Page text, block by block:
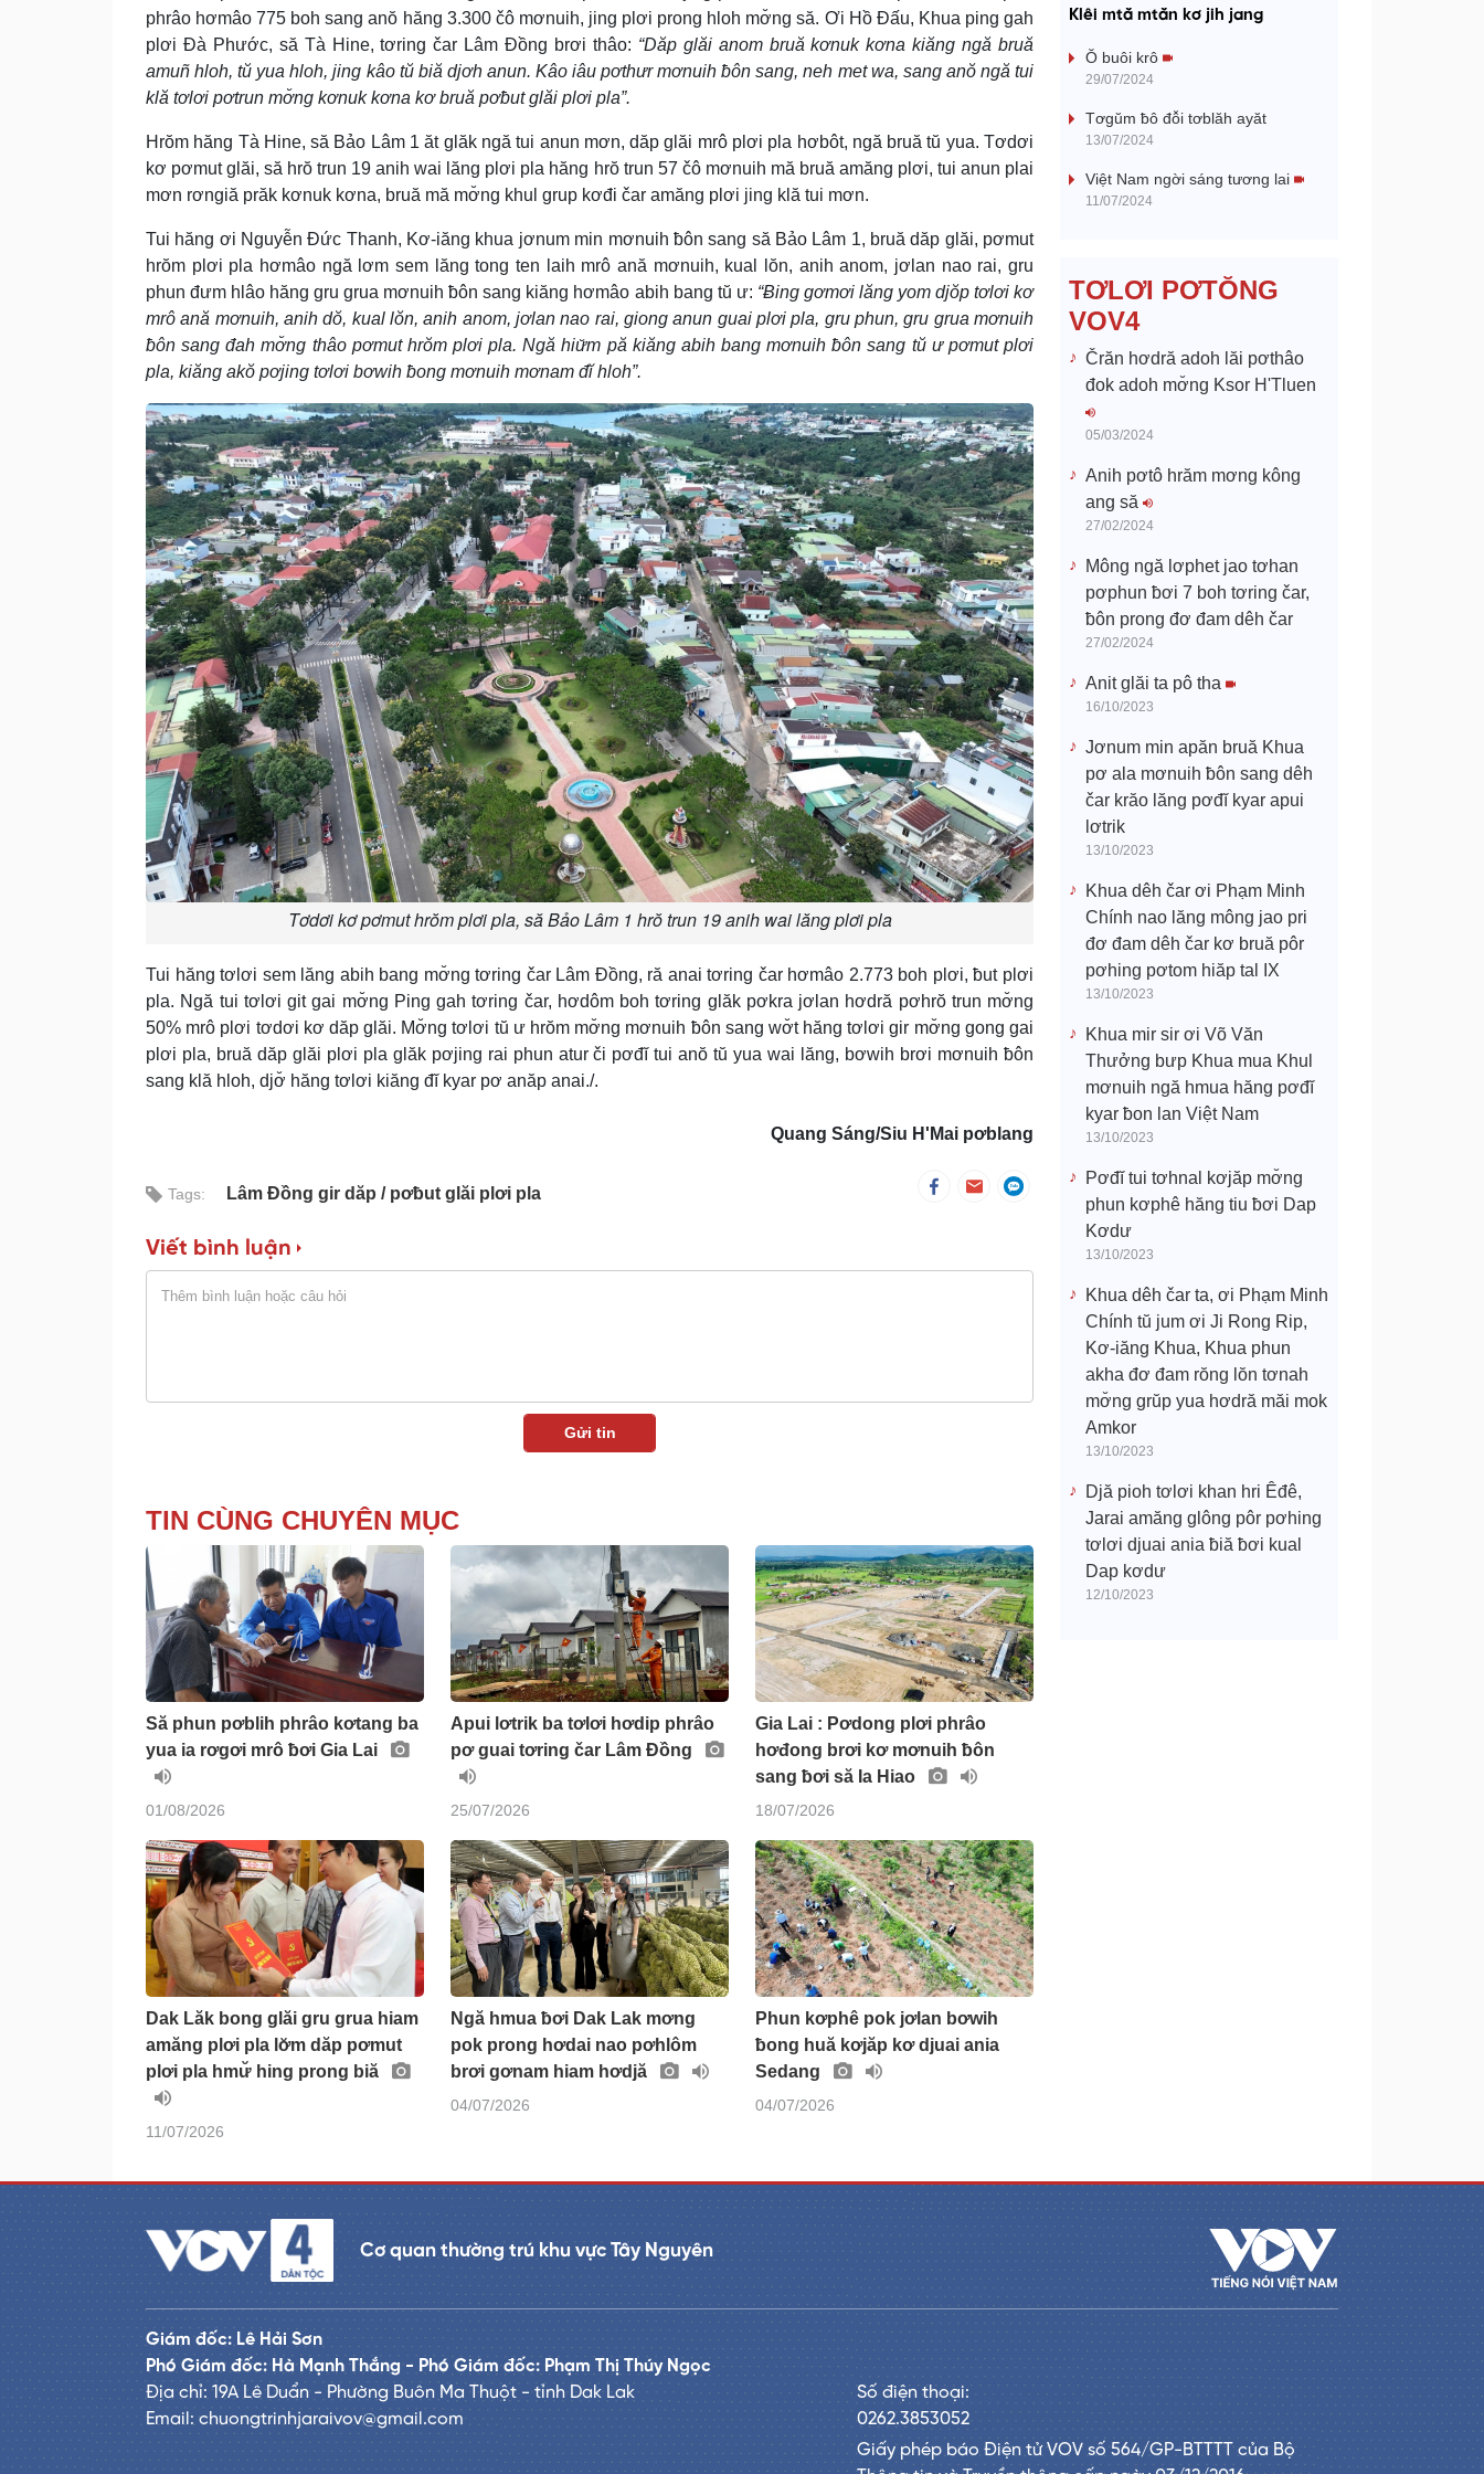
phrâo hơmâo 775 boh sang anŏ hăng 3.300 čô mơnuih, jing plơi prong hloh mơ̆ng să. Ơi Hồ Đấu, Khua ping gah
plơi Đà Phước, să Tà Hine, tơring čar Lâm Đồng brơi thâo: “Dăp glăi anom bruă kơnuk kơna kiăng ngă bruă
amuñ hloh, tŭ yua hloh, jing kâo tŭ biă djơh anun. Kâo iâu pơthưr mơnuih ƀôn sang, neh met wa, sang anŏ ngă tui
klă tơlơi pơtrun mơ̆ng kơnuk kơna kơ bruă pơƀut glăi plơi pla”.
Hrŏm hăng Tà Hine, să Bảo Lâm 1 ăt glăk ngă tui anun mơn, dăp glăi mrô plơi pla hơbôt, ngă bruă tŭ yua. Tơdơi
kơ pơmut glăi, să hrŏ trun 19 anih wai lăng plơi pla hăng hrŏ trun 57 čô mơnuih mă bruă amăng plơi, tui anun plai
mơn rơngiă prăk kơnuk kơna, bruă mă mơ̆ng khul grup kơđi čar amăng plơi jing klă tui mơn.
Tui hăng ơi Nguyễn Đức Thanh, Kơ-iăng khua jơnum min mơnuih ƀôn sang să Bảo Lâm 1, bruă dăp glăi, pơmut
hrŏm plơi pla hơmâo ngă lơm sem lăng tong ten laih mrô ană mơnuih, kual lŏn, anih anom, jơlan nao rai, gru
phun đưm hlâo hăng gru grua mơnuih ƀôn sang kiăng hơmâo abih bang tŭ ư: “Ƀing gơmơi lăng yom djŏp tơlơi kơ
mrô ană mơnuih, anih dŏ, kual lŏn, anih anom, jơlan nao rai, giong anun guai plơi pla, gru phun, gru grua mơnuih
ƀôn sang đah mơ̆ng thâo pơmut hrŏm plơi pla. Ngă hiư̆m pă kiăng abih bang mơnuih ƀôn sang tŭ ư pơmut plơi
pla, kiăng akŏ pơjing tơlơi bơwih ƀong mơnuih mơnam đĭ hloh”.
Tơdơi kơ pơmut hrŏm plơi pla, să Bảo Lâm 1 hrŏ trun 19 anih wai lăng plơi pla
Tui hăng tơlơi sem lăng abih bang mơ̆ng tơring čar Lâm Đồng, ră anai tơring čar hơmâo 2.773 boh plơi, ƀut plơi
pla. Ngă tui tơlơi git gai mơ̆ng Ping gah tơring čar, hơdôm boh tơring glăk pơkra jơlan hơdră pơhrŏ trun mơ̆ng
50% mrô plơi tơdơi kơ dăp glăi. Mơ̆ng tơlơi tŭ ư hrŏm mơ̆ng mơnuih ƀôn sang wơ̆t hăng tơlơi gir mơ̆ng gong gai
plơi pla, bruă dăp glăi plơi pla glăk pơjing rai phun atur či pơđĭ tui anŏ tŭ yua wai lăng, bơwih brơi mơnuih ƀôn
sang klă hloh, djơ̆ hăng tơlơi kiăng đĭ kyar pơ anăp anai./.
Quang Sáng/Siu H'Mai pơblang
Tags: Lâm Đồng gir dăp pơƀut glăi plơi pla
Viết bình luận
TIN CÙNG CHUYÊN MỤC
Să phun pơblih phrâo kơtang ba
yua ia rơgơi mrô ƀơi Gia Lai
01/08/2026
Apui lơtrik ba tơlơi hơdip phrâo
pơ guai tơring čar Lâm Đồng
25/07/2026
Gia Lai : Pơdong plơi phrâo
hơđong brơi kơ mơnuih ƀôn
sang ƀơi să Ia Hiao
18/07/2026
Dak Lăk bong glăi gru grua hiam
amăng plơi pla lơ̆m dăp pơmut
plơi pla hmư̆ hing prong biă
11/07/2026
Ngă hmua ƀơi Dak Lak mơng
pok prong hơdai nao pơhlôm
brơi gơnam hiam hơdjă
04/07/2026
Phun kơphê pok jơlan bơwih
ƀong huă kơjăp kơ djuai ania
Sedang
04/07/2026
a
V
o
Klêi mtă mtăn kơ jih jang
Ŏ buôi krô
29/07/2024
Tơgŭm ƀô đô̆i tơblăh ayăt
13/07/2024
Việt Nam ngời sáng tương lai
11/07/2024
TƠLƠI PƠTŎNG
VOV4
Črăn hơdră adoh lăi pơthâo
đok adoh mơ̆ng Ksor H'Tluen
05/03/2024
Anih pơtô hrăm mơng kông
ang să
27/02/2024
Mông ngă lơphet jao tơhan
pơphun ƀơi 7 boh tơring čar,
ƀôn prong đơ đam dêh čar
27/02/2024
Anit glăi ta pô tha
16/10/2023
Jơnum min apăn bruă Khua
pơ ala mơnuih ƀôn sang dêh
čar krăo lăng pơđĭ kyar apui
lơtrik
13/10/2023
Khua dêh čar ơi Phạm Minh
Chính nao lăng mông jao pri
đơ đam dêh čar kơ bruă pôr
pơhing pơtom hiăp tal IX
13/10/2023
Khua mir sir ơi Võ Văn
Thưởng bưp Khua mua Khul
mơnuih ngă hmua hăng pơđĭ
kyar ƀon lan Việt Nam
13/10/2023
Pơđĭ tui tơhnal kơjăp mơ̆ng
phun kơphê hăng tiu ƀơi Dap
Kơdư
13/10/2023
Khua dêh čar ta, ơi Phạm Minh
Chính tŭ jum ơi Ji Rong Rip,
Kơ-iăng Khua, Khua phun
akha đơ đam rŏng lŏn tơnah
mơ̆ng grŭp yua hơdră măi mok
Amkor
13/10/2023
Djă pioh tơlơi khan hri Êđê,
Jarai amăng glông pôr pơhing
tơlơi djuai ania ƀiă ƀơi kual
Dap kơdư
12/10/2023
Cơ quan thường trú khu vực Tây Nguyên
Giám đốc: Lê Hải Sơn
Phó Giám đốc: Hà Mạnh Thắng - Phó Giám đốc: Phạm Thị Thúy Ngọc
Địa chỉ: 19A Lê Duẩn - Phường Buôn Ma Thuột - tỉnh Dak Lak
Email: chuongtrinhjaraivov@gmail.com
Số điện thoại:
0262.3853052
Giấy phép báo Điện tử VOV số 564/GP-BTTTT của Bộ